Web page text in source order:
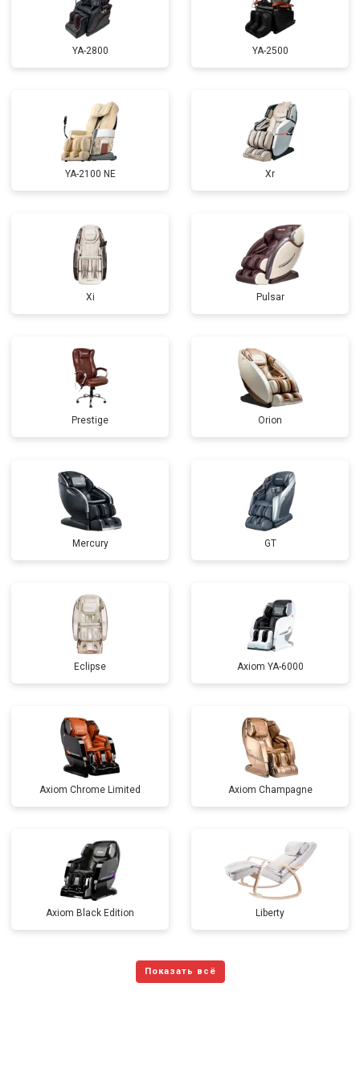
Замена сетевого трансформатора от 4500 ₽ Заказать
Ремонт микро-лифта от 5500 ₽
YA-2800 YA-2500
YA-2100 NE Xr
Xi Pulsar
Prestige Orion
Mercury GT
Eclipse Axiom YA-6000
Axiom Chrome Limited Axiom Champagne
Axiom Black Edition Liberty